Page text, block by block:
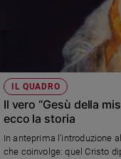
inclusione
Costume
Cultura
e
spettacoli
IL QUADRO
Il vero “Gesù della
ecco la storia
In anteprima l’introduzione
che coinvolge: quel Cristo